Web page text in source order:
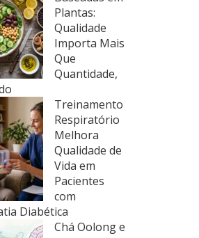
Plantas:
Qualidade
Importa Mais
Que
Quantidade,
Treinamento
Respiratório
Melhora
Qualidade de
Vida em
Pacientes
com
Diabética
Chá Oolong e